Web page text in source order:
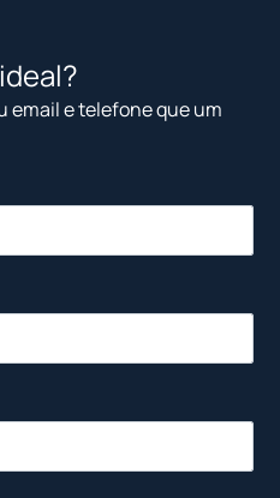
email e telefone que um